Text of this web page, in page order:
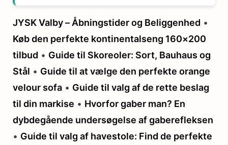
JYSK Valby – Åbningstider og Beliggenhed •
Køb den perfekte kontinentalseng 160×200
tilbud • Guide til Skoreoler: Sort, Bauhaus og
Stål • Guide til at vælge den perfekte orange
velour sofa • Guide til valg af de rette beslag
til din markise • Hvorfor gaber man? En
dybdegående undersøgelse af gaberefleksen
• Guide til valg af havestole: Find de perfekte